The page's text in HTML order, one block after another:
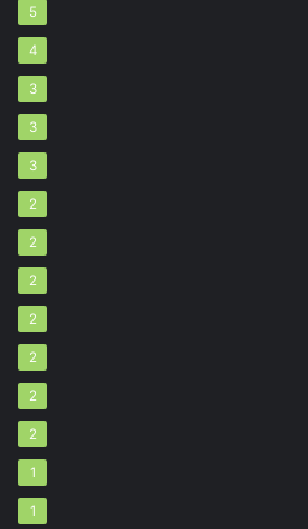
5
4
3
3
3
2
2
2
2
2
2
2
1
1